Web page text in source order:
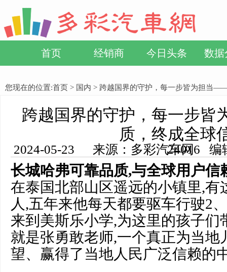
首页 经销商 今日头条 数据
您现在的位置:首页 > 国内 > 跨越国界的守护，每一步皆为担当
跨越国界的守护，每一步
质，终成全球
2024-05-23 来源：多彩汽车网 编辑：小方 浏览量： 24016
长城哈弗可靠品质,与全球用户信
在泰国北部山区遥远的小镇里,有
人,五年来他每天都要驱车行驶2
来到美斯乐小学,为这里的孩子们
就是张勇敢老师,一个真正为当地
望、赢得了当地人民广泛信赖的